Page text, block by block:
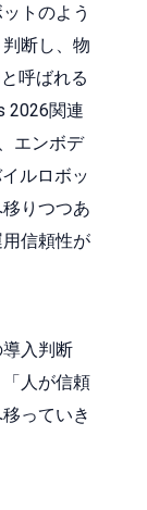
トのよう
断し、物
呼ばれる
2026関連
エンボデ
ルロボッ
りつつあ
信頼性が
入判断
人が信頼
っていき